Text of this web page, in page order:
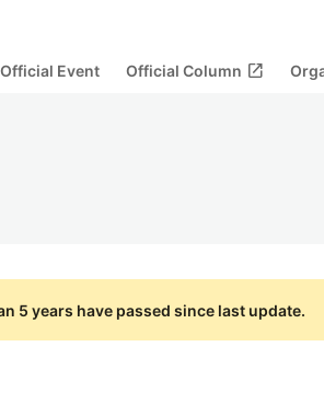
Official Event Official Column open_in_new
5 years have passed since last update.